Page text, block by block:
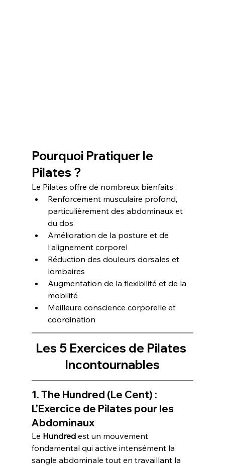
Pourquoi Pratiquer le
Pilates ?
Le Pilates offre de nombreux bienfaits :
Renforcement musculaire profond,
particulièrement des abdominaux et
du dos
Amélioration de la posture et de
l'alignement corporel
Réduction des douleurs dorsales et
lombaires
Augmentation de la flexibilité et de la
mobilité
Meilleure conscience corporelle et
coordination
Les 5 Exercices de Pilates
Incontournables
1. The Hundred (Le Cent) :
L'Exercice de Pilates pour les
Abdominaux
Le Hundred est un mouvement
fondamental qui active intensément la
sangle abdominale tout en travaillant la